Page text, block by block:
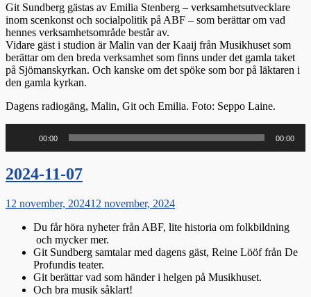
Git Sundberg gästas av Emilia Stenberg – verksamhetsutvecklare
inom scenkonst och socialpolitik på ABF – som berättar om vad
hennes verksamhetsområde består av.
Vidare gäst i studion är Malin van der Kaaij från Musikhuset som
berättar om den breda verksamhet som finns under det gamla taket
på Sjömanskyrkan. Och kanske om det spöke som bor på läktaren i
den gamla kyrkan.
Dagens radiogäng, Malin, Git och Emilia. Foto: Seppo Laine.
00:00 00:00
2024-11-07
Publicerat
12 november, 202412 november, 2024
Du får höra nyheter från ABF, lite historia om folkbildning
och mycker mer.
Git Sundberg samtalar med dagens gäst, Reine Lööf från De
Profundis teater.
Git berättar vad som händer i helgen på Musikhuset.
Och bra musik såklart!